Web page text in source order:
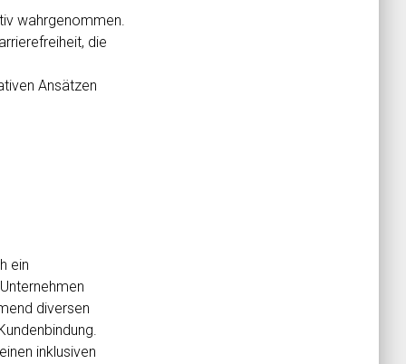
wahrgenommen.
die
Ansätzen
ein
diversen
inklusiven